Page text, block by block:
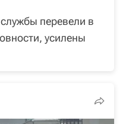
перевели в
усилены